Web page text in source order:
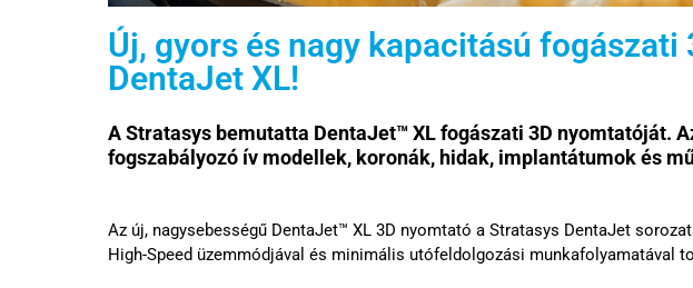
Új, gyors és nagy kapacitású
DentaJet XL!
A Stratasys bemutatta DentaJet™ XL fogászati 3D nyomtatóját.
fogszabályozó ív modellek, koronák, hidak, implantátumok és
Az új, nagysebességű DentaJet™ XL 3D nyomtató a Stratasys DentaJet
High-Speed üzemmódjával és minimális utófeldolgozási